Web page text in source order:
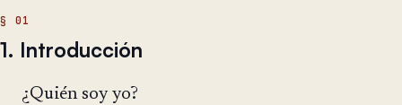
1. Introducción
¿Quién soy yo?